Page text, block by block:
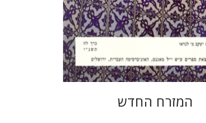
המזרח החדש